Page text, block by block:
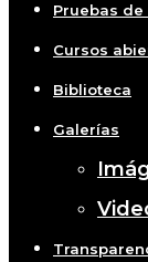
Pruebas de
Cursos
Biblioteca
Galerías